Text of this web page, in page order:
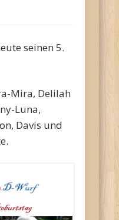
seinen 5.
Mira, Delilah
Luna,
Davis und